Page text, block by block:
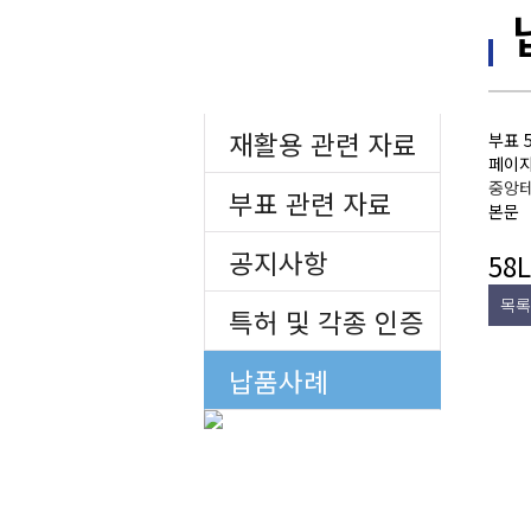
재활용 관련 자료
부표 관련 자료
공지사항
특허 및 각종 인증
자료
납품사례
부표
페이
중앙
본문
58L
목록